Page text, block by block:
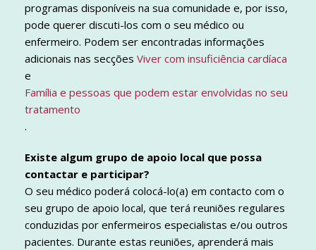
programas disponíveis na sua comunidade e, por isso,
pode querer discuti-los com o seu médico ou
enfermeiro. Podem ser encontradas informações
adicionais nas secções Viver com insuficiência cardíaca
e
Família e pessoas que podem estar envolvidas no seu
tratamento
.
Existe algum grupo de apoio local que possa
contactar e participar?
O seu médico poderá colocá-lo(a) em contacto com o
seu grupo de apoio local, que terá reuniões regulares
conduzidas por enfermeiros especialistas e/ou outros
pacientes. Durante estas reuniões, aprenderá mais